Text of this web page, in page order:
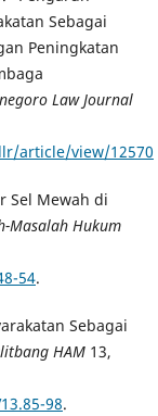
Sebagai
Peningkatan
Law Journal
article/view/12570
Sel Mewah di
Masalah Hukum
54.
Sebagai
HAM13,
98.